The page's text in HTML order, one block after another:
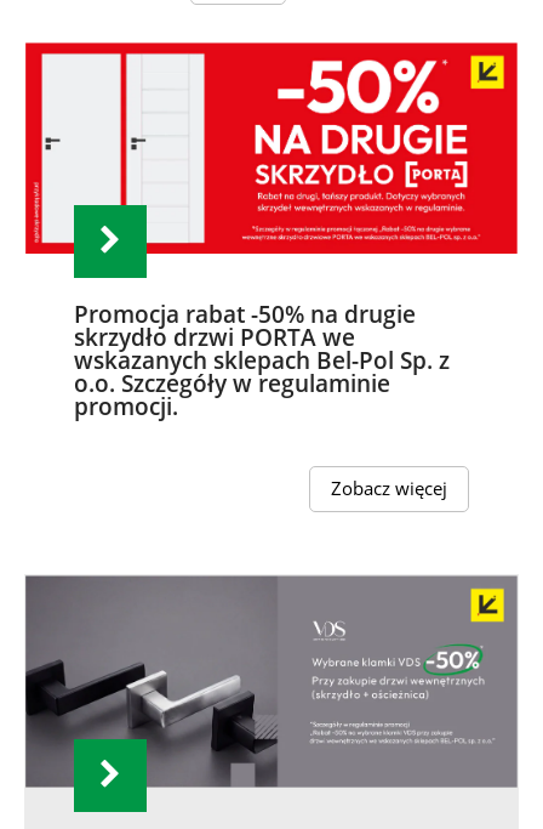
Promocja rabat -50% na drugie
skrzydło drzwi PORTA we
wskazanych sklepach Bel-Pol Sp. z
o.o. Szczegóły w regulaminie
promocji.
Zobacz więcej